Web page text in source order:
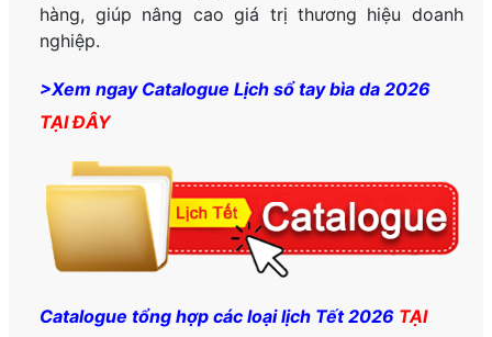
hàng, giúp nâng cao giá trị thương hiệu doanh
nghiệp.
>Xem ngay Catalogue Lịch sổ tay bìa da 2026
TẠI ĐÂY
Catalogue tổng hợp các loại lịch Tết 2026 TẠI